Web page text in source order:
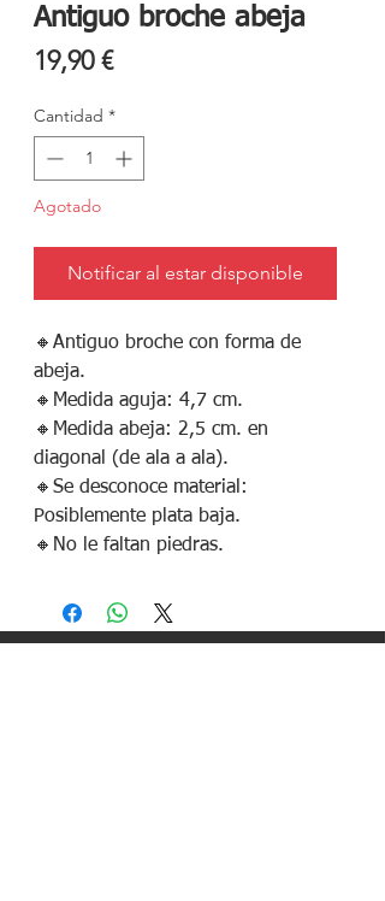
Antiguo broche abeja
19,90 €Precio
Cantidad *
Agotado
Notificar al estar disponible
🔸️Antiguo broche con forma de
abeja.
🔸️Medida aguja: 4,7 cm.
🔸️Medida abeja: 2,5 cm. en
diagonal (de ala a ala).
🔸️Se desconoce material:
Posiblemente plata baja.
🔸️No le faltan piedras.